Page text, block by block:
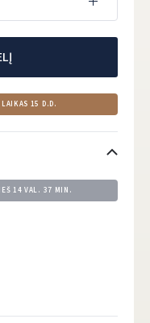
LAIKAS 15 D.D.
14 VAL. 37 MIN.